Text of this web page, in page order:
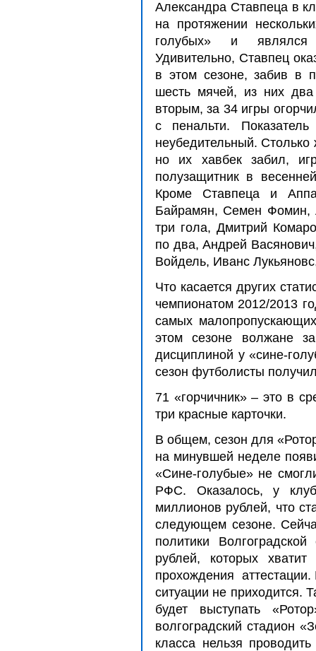
Александра Ставпеца в
на протяжении
голубых» и
Удивительно, Ставпец
в этом сезоне, забив в
шесть мячей, из них
вторым, за 34 игры
с пенальти.
неубедительный.
но их хавбек забил,
полузащитник в
Кроме Ставпеца и
Байрамян, Семен Фомин,
три гола, Дмитрий
по два, Андрей
Войдель, Иванс
Что касается других
чемпионатом 2012/2013
самых
этом сезоне волжане
дисциплиной у «сине-
сезон футболисты
71 «горчичник» – это в
три красные карточки.
В общем, сезон для
на минувшей неделе
«Сине-голубые» не
РФС. Оказалось, у
миллионов рублей, что
следующем сезоне.
политики
рублей, которых
прохождения аттестации.
ситуации не приходится.
будет выступать
волгоградский стадион
класса нельзя